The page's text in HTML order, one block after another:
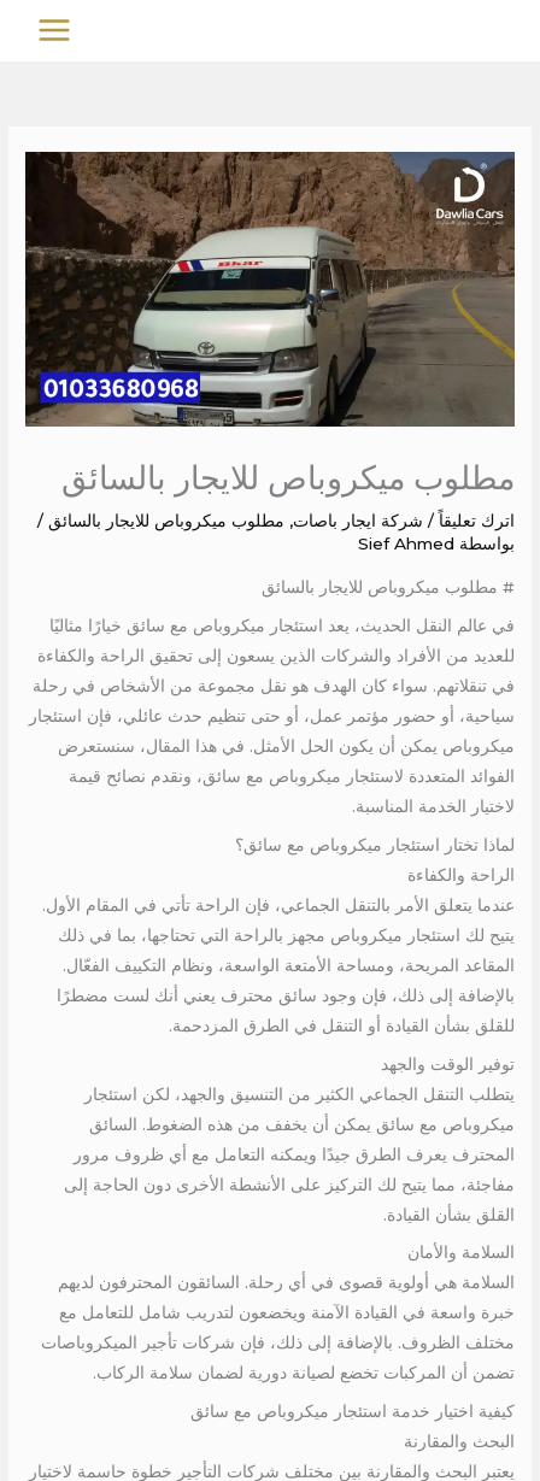
MAIN
مطلوب ميكروباص للايجار بالسائق
اترك تعليقاً / شركة ايجار باصات, مطلوب ميكروباص للايجار بالسائق /
بواسطة Sief Ahmed
# مطلوب ميكروباص للايجار بالسائق
في عالم النقل الحديث، يعد استئجار ميكروباص مع سائق خيارًا مثاليًا
للعديد من الأفراد والشركات الذين يسعون إلى تحقيق الراحة والكفاءة
في تنقلاتهم. سواء كان الهدف هو نقل مجموعة من الأشخاص في رحلة
سياحية، أو حضور مؤتمر عمل، أو حتى تنظيم حدث عائلي، فإن استئجار
ميكروباص يمكن أن يكون الحل الأمثل. في هذا المقال، سنستعرض
الفوائد المتعددة لاستئجار ميكروباص مع سائق، ونقدم نصائح قيمة
لاختيار الخدمة المناسبة.
لماذا تختار استئجار ميكروباص مع سائق؟
الراحة والكفاءة
عندما يتعلق الأمر بالتنقل الجماعي، فإن الراحة تأتي في المقام الأول.
يتيح لك استئجار ميكروباص مجهز بالراحة التي تحتاجها، بما في ذلك
المقاعد المريحة، ومساحة الأمتعة الواسعة، ونظام التكييف الفعّال.
بالإضافة إلى ذلك، فإن وجود سائق محترف يعني أنك لست مضطرًا
للقلق بشأن القيادة أو التنقل في الطرق المزدحمة.
توفير الوقت والجهد
يتطلب التنقل الجماعي الكثير من التنسيق والجهد، لكن استئجار
ميكروباص مع سائق يمكن أن يخفف من هذه الضغوط. السائق
المحترف يعرف الطرق جيدًا ويمكنه التعامل مع أي ظروف مرور
مفاجئة، مما يتيح لك التركيز على الأنشطة الأخرى دون الحاجة إلى
القلق بشأن القيادة.
السلامة والأمان
السلامة هي أولوية قصوى في أي رحلة. السائقون المحترفون لديهم
خبرة واسعة في القيادة الآمنة ويخضعون لتدريب شامل للتعامل مع
مختلف الظروف. بالإضافة إلى ذلك، فإن شركات تأجير الميكروباصات
تضمن أن المركبات تخضع لصيانة دورية لضمان سلامة الركاب.
كيفية اختيار خدمة استئجار ميكروباص مع سائق
البحث والمقارنة
يعتبر البحث والمقارنة بين مختلف شركات التأجير خطوة حاسمة لاختيار